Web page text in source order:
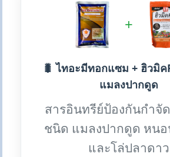
+
🐛 ไทอะมีทอกแซม + ฮิวมิค
แมลงปากดูด
สารอินทรีย์ป้องกันกำจั
ชนิด แมลงปากดูด หน
และโล่ปลาดาว